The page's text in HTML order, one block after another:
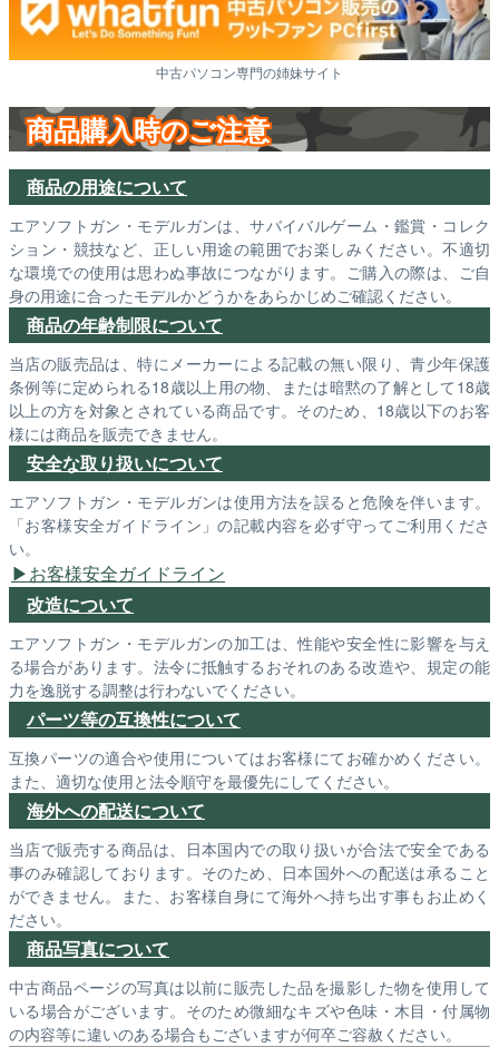
中古パソコン専門の姉妹サイト
商品購入時のご注意
商品の用途について
エアソフトガン・モデルガンは、サバイバルゲーム・鑑賞・コレク
ション・競技など、正しい用途の範囲でお楽しみください。不適切
な環境での使用は思わぬ事故につながります。ご購入の際は、ご自
身の用途に合ったモデルかどうかをあらかじめご確認ください。
商品の年齢制限について
当店の販売品は、特にメーカーによる記載の無い限り、青少年保護
条例等に定められる18歳以上用の物、または暗黙の了解として18歳
以上の方を対象とされている商品です。そのため、18歳以下のお客
様には商品を販売できません。
安全な取り扱いについて
エアソフトガン・モデルガンは使用方法を誤ると危険を伴います。
「お客様安全ガイドライン」の記載内容を必ず守ってご利用くださ
い。
お客様安全ガイドライン
改造について
エアソフトガン・モデルガンの加工は、性能や安全性に影響を与え
る場合があります。法令に抵触するおそれのある改造や、規定の能
力を逸脱する調整は行わないでください。
パーツ等の互換性について
互換パーツの適合や使用についてはお客様にてお確かめください。
また、適切な使用と法令順守を最優先にしてください。
海外への配送について
当店で販売する商品は、日本国内での取り扱いが合法で安全である
事のみ確認しております。そのため、日本国外への配送は承ること
ができません。また、お客様自身にて海外へ持ち出す事もお止めく
ださい。
商品写真について
中古商品ページの写真は以前に販売した品を撮影した物を使用して
いる場合がございます。そのため微細なキズや色味・木目・付属物
の内容等に違いのある場合もございますが何卒ご容赦ください。